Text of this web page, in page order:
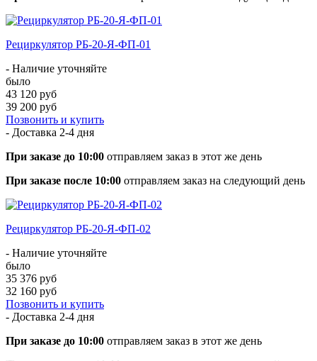
Рециркулятор РБ-20-Я-ФП-01
- Наличие уточняйте
было
43 120 руб
39 200 руб
Позвонить и купить
- Доставка 2-4 дня
При заказе до 10:00 отправляем заказ в этот же день
При заказе после 10:00 отправляем заказ на следующий день
Рециркулятор РБ-20-Я-ФП-02
- Наличие уточняйте
было
35 376 руб
32 160 руб
Позвонить и купить
- Доставка 2-4 дня
При заказе до 10:00 отправляем заказ в этот же день